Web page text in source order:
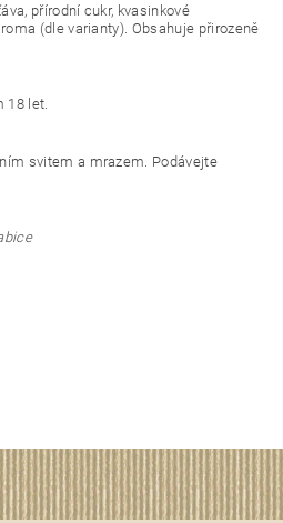
přírodní cukr, kvasinkové
(dle varianty). Obsahuje přirozeně
18 let.
svitem a mrazem. Podávejte